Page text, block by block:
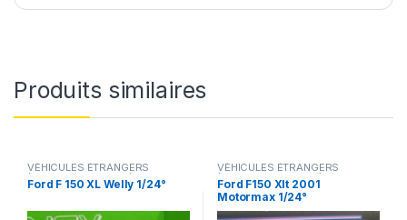
Produits similaires
VÉHICULES ÉTRANGERS
(voitures,camions ...)
Ford F 150 XL Welly 1/24°
VÉHICULES ÉTRANGERS
(voitures,camions ...)
Ford F150 Xlt 2001
Motormax 1/24°